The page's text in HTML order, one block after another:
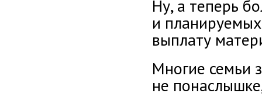
Ну, а теперь
и
выплату
Многие семьи
не